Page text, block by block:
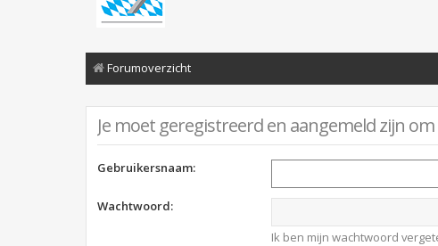
Forumoverzicht
Je moet geregistreerd en aangemeld zijn
Gebruikersnaam:
Wachtwoord:
Ik ben mijn wachtwoord